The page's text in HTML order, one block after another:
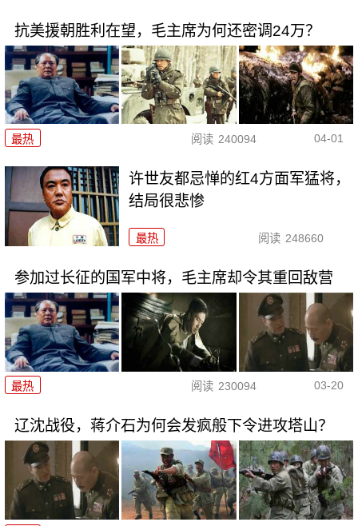
抗美援朝胜利在望，毛主席为何还密调24万？
最热 阅读 240094 04-01
许世友都忌惮的红4方面军猛将，
结局很悲惨
最热 阅读 248660
参加过长征的国军中将，毛主席却令其重回敌营
最热 阅读 230094 03-20
辽沈战役，蒋介石为何会发疯般下令进攻塔山？